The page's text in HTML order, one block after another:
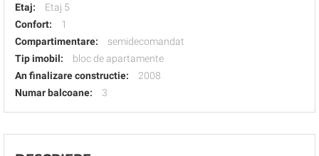
Etaj:
Etaj 5
Confort:
1
Compartimentare:
semidecomandat
Tip imobil:
bloc de apartamente
An finalizare constructie:
2008
Numar balcoane:
3